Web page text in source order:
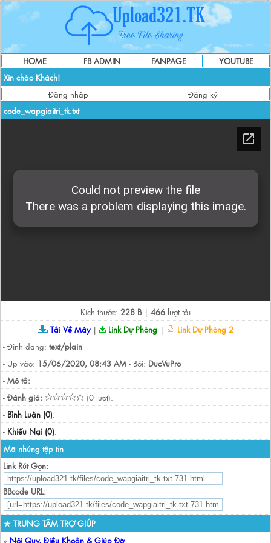
HOME FB ADMIN FANPAGE
YOUTUBE
Xin chào Khách!
Đăng nhập
Đăng ký
code_wapgiaitri_tk.txt
Kích thước: 228 B| 466 lượt tải
Tải Về Máy| Link Dự Phòng |
Link Dự Phòng 2
- Định dạng: text/plain
- Up vào: 15/06/2020, 08:43 AM - Bởi: DucVuPro
- Mô tả:
- Đánh giá:
(0 lượt).
- Bình Luận (0).
- Khiếu Nại (0).
Mã nhúng tệp tin
Link Rút Gọn:
BBcode URL:
★ TRUNG TÂM TRỢ GIÚP
» Nội Quy, Điều Khoản & Giúp Đỡ